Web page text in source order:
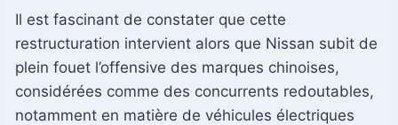
Il est fascinant de constater que cette
restructuration intervient alors que Nissan subit de
plein fouet l’offensive des marques chinoises,
considérées comme des concurrents redoutables,
notamment en matière de véhicules électriques